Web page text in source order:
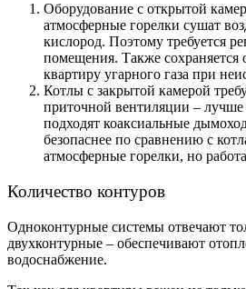
Оборудование с открытой
атмосферные горелки сушат
кислород. Поэтому требуется
помещения. Также сохраняется
квартиру угарного газа при
Котлы с закрытой камерой
приточной вентиляции – лучше
подходят коаксиальные
безопаснее по сравнению с
атмосферные горелки, но
Количество контуров
Одноконтурные системы отвечают
двухконтурные – обеспечивают
водоснабжение.